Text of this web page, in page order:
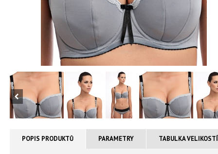
POPIS PRODUKTŮ PARAMETRY TABULKA